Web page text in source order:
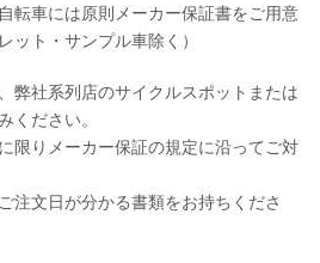
転車には原則メーカー保証書をご用意
ット・サンプル車除く）
弊社系列店のサイクルスポットまたは
ください。
限りメーカー保証の規定に沿ってご対
注文日が分かる書類をお持ちくださ